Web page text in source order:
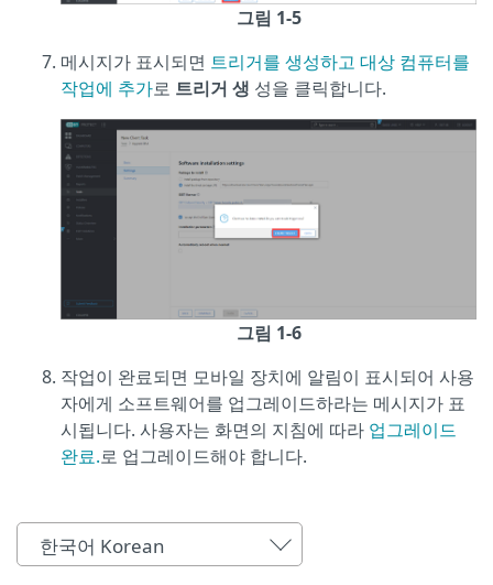
그림 1-5
메시지가 표시되면 트리거를 생성하고 대상 컴퓨터를
작업에 추가로 트리거 생 성을 클릭합니다.
그림 1-6
작업이 완료되면 모바일 장치에 알림이 표시되어 사용
자에게 소프트웨어를 업그레이드하라는 메시지가 표
시됩니다. 사용자는 화면의 지침에 따라 업그레이드
완료.로 업그레이드해야 합니다.
한국어 Korean